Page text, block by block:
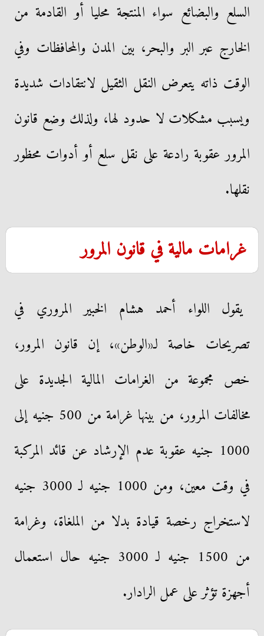
السلع والبضائع سواء المنتجة محليا أو القادمة من
الخارج عبر البر والبحر، بين المدن والمحافظات وفي
الوقت ذاته يتعرض النقل الثقيل لانتقادات شديدة
ويسبب مشكلات لا حدود لها، ولذلك وضع قانون
المرور عقوبة رادعة على نقل سلع أو أدوات محظور
نقلها.
غرامات مالية في قانون المرور
يقول اللواء أحمد هشام الخبير المروري في
تصريحات خاصة لـ«الوطن»، إن قانون المرور،
خص مجموعة من الغرامات المالية الجديدة على
مخالفات المرور، من بينها غرامة من 500 جنيه إلى
1000 جنيه عقوبة عدم الإرشاد عن قائد المركبة
في وقت معين، ومن 1000 جنيه لـ 3000 جنيه
لاستخراج رخصة قيادة بدلا من الملغاة، وغرامة
من 1500 جنيه لـ 3000 جنيه حال استعمال
أجهزة تؤثر على عمل الرادار.